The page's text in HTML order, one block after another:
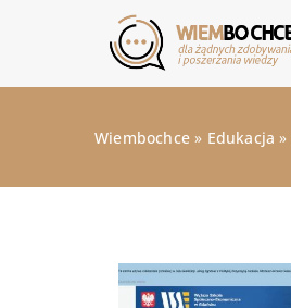
Wiembochce » Edukacja »